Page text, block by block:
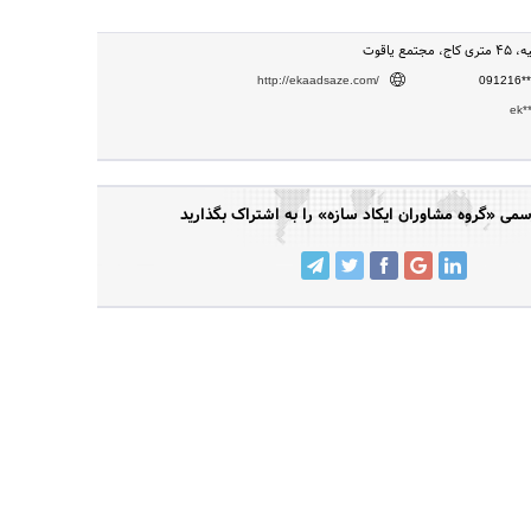
http://ekaadsaze.com/
«گروه مشاوران ایکاد سازه» را به اشتراک بگذارید